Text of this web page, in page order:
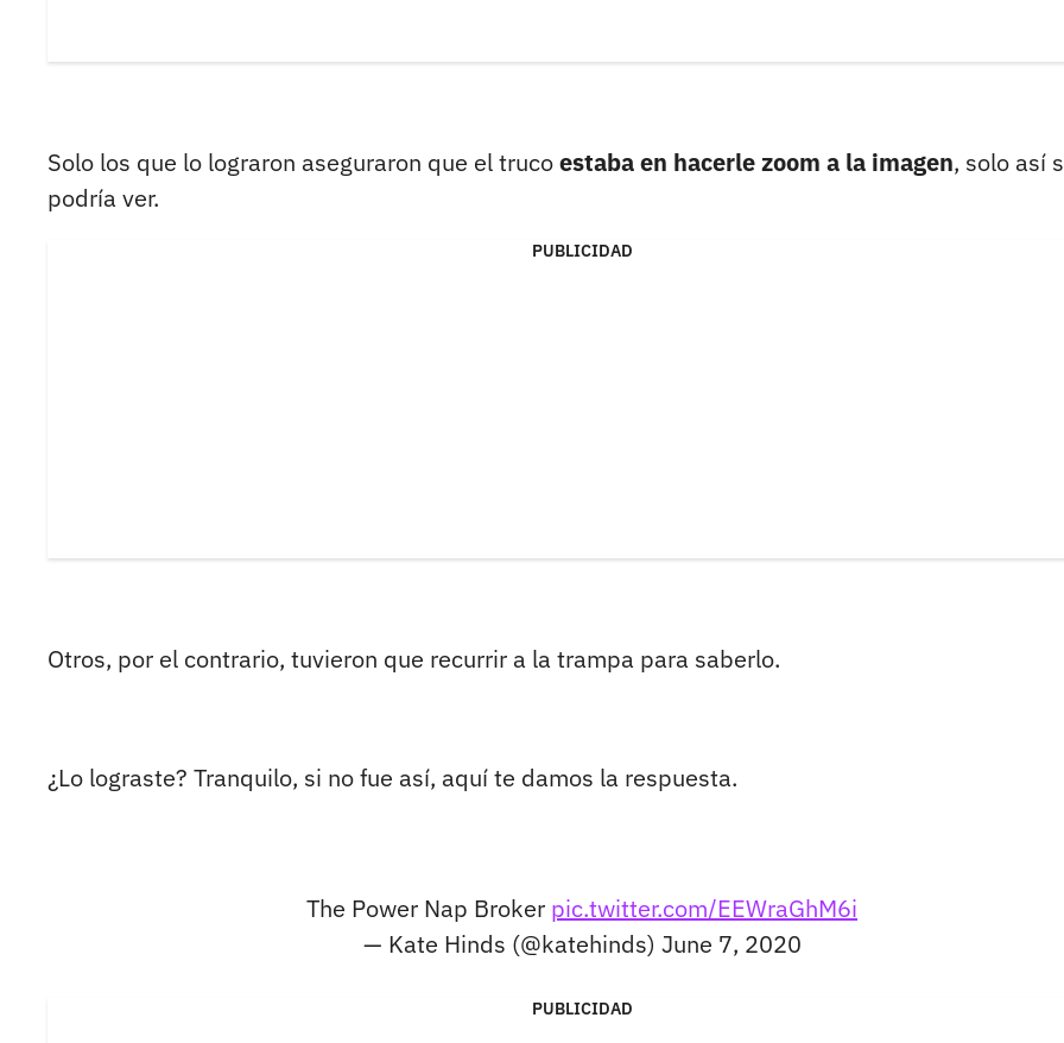
Solo los que lo lograron aseguraron que el trucoestaba en hacerle zoom a la imagen, solo así
podría ver.
PUBLICIDAD
Otros, por el contrario, tuvieron que recurrir a la trampa para saberlo.
¿Lo lograste? Tranquilo, si no fue así, aquí te damos la respuesta.
The Power Nap Broker pic.twitter.com/EEWraGhM6i
— Kate Hinds (@katehinds) June 7, 2020
PUBLICIDAD